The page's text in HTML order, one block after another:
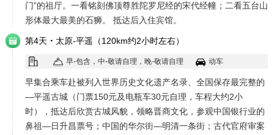
门”的祖厅。一看铭刻佛顶尊胜陀罗尼经的宋代经幢；二看五台山
形体最大最美的石狮。 抵达后入住宾馆。
第4天 · 太原-平遥（120km约2小时左右）
早-包含，中-敬请自理，晚-敬请自理 动车
早集合乘车赴被列入世界历史文化遗产名录、全国保存最完整的
—平遥古城（门票150元及电瓶车30元自理，车程大约2小
时），抵达后欣赏古城风貌，领略晋商文化，参观中国银行业的
鼻祖—日升昌票号；中国的华尔街—明清一条街；古代官府审案